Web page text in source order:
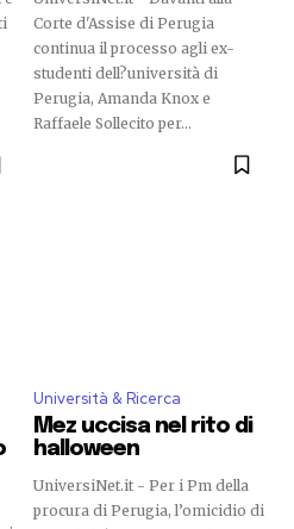
Corte d'Assise di Perugia
continua il processo agli ex-
studenti dell?università di
Perugia, Amanda Knox e
Raffaele Sollecito per...
Università & Ricerca
Mez uccisa nel rito di
halloween
UniversiNet.it - Per i Pm della
procura di Perugia, l’omicidio di